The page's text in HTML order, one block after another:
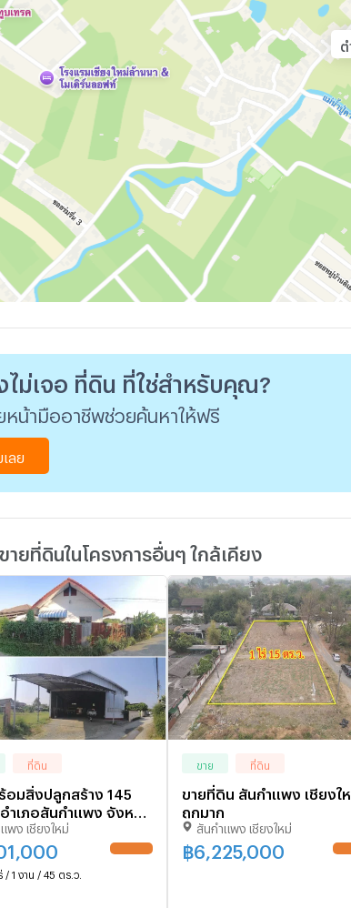
ต
ไม่เจอ ที่ดิน ที่ใช่สำหรับคุณ?
หน้ามืออาชีพช่วยค้นหาให้ฟรี
เลย
ายที่ดินในโครงการอื่นๆ ใกล้เคียง
ที่ดิน
อมสิ่งปลูกสร้าง 145
ำเภอสันกำแพง จังหวัด
ม่ 3.1M
พง เชียงใหม่
/ 1 งาน / 45 ตร.ว.
ขาย ที่ดิน
ขายที่ดิน สันกำแพง เชียงใ
ถูกมาก
สันกำแพง เชียงใหม่
฿6,225,000